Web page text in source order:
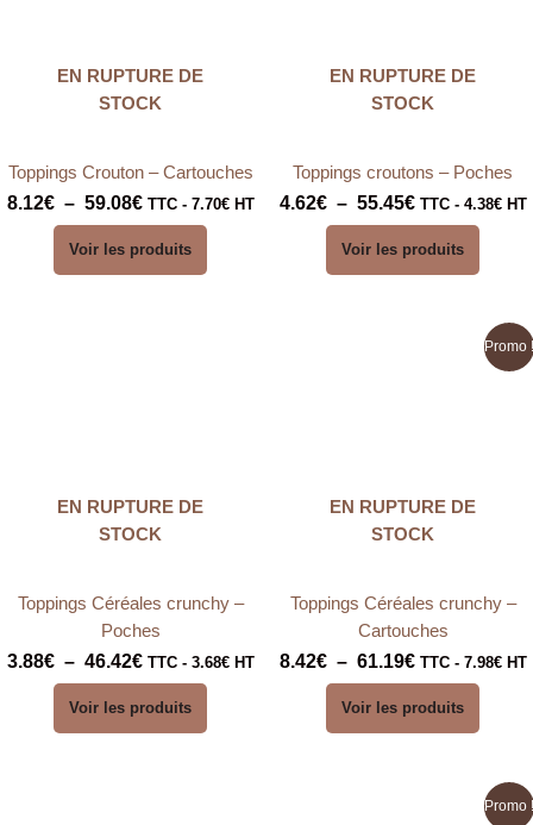
EN RUPTURE DE
STOCK
Toppings Crouton – Cartouches
8.12€ – 59.08€ TTC - 7.70€HT
Voir les produits
EN RUPTURE DE
STOCK
Toppings croutons – Poches
4.62€ – 55.45€ TTC - 4.38€HT
Voir les produits
EN RUPTURE DE
STOCK
Toppings Céréales crunchy –
Poches
3.88€ – 46.42€ TTC - 3.68€HT
Voir les produits
Promo !
EN RUPTURE DE
STOCK
Toppings Céréales crunchy –
Cartouches
8.42€ – 61.19€ TTC - 7.98€HT
Voir les produits
Promo !